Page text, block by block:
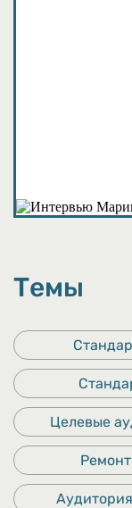
Темы
Целевые